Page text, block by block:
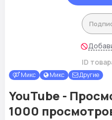
ID
Микс Микс Другие
YouTube -
1000